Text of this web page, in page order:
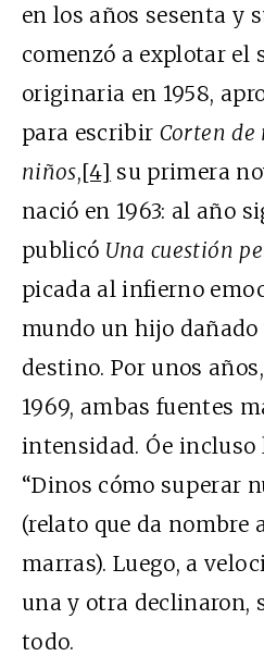
en los años sesenta y
comenzó a explotar el
originaria en 1958,
para escribir Corten
niños,[4] su primera
nació en 1963: al año
publicó Una cuestión
picada al infierno
mundo un hijo
destino. Por unos
1969, ambas fuentes
intensidad. Óe incluso
“Dinos cómo superar
(relato que da nombre
marras). Luego, a
una y otra declinaron,
todo.